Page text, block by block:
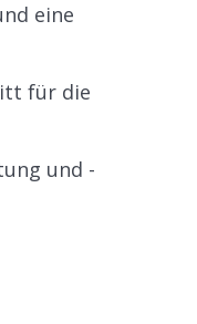
eine
für die
und -